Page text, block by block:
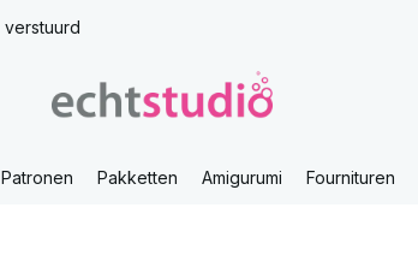
verstuurd
Patronen Pakketten Amigurumi Fournituren